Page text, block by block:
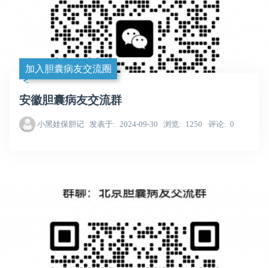
加入胆囊病友交流圈
安徽胆囊病友交流群
小黑娃保胆记 发表于 2024-09-30 浏览 1250 评论 0